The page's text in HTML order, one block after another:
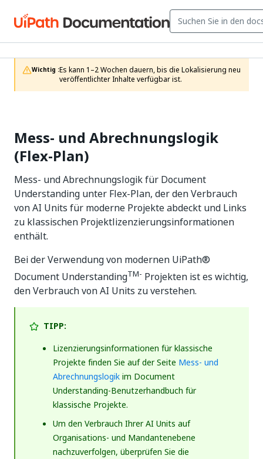
Wichtig :Es kann 1–2 Wochen dauern, bis die Lokalisierung neu
veröffentlichter Inhalte verfügbar ist.
Mess- und Abrechnungslogik
(Flex-Plan)
Mess- und Abrechnungslogik für Document
Understanding unter Flex-Plan, der den Verbrauch
von AI Units für moderne Projekte abdeckt und Links
zu klassischen Projektlizenzierungsinformationen
enthält.
Bei der Verwendung von modernen UiPath®
Document UnderstandingTM- Projekten ist es wichtig,
den Verbrauch von AI Units zu verstehen.
TIPP:
Lizenzierungsinformationen für klassische
Projekte finden Sie auf der Seite Mess- und
Abrechnungslogikim Document
Understanding-Benutzerhandbuch für
klassische Projekte.
Um den Verbrauch Ihrer AI Units auf
Organisations- und Mandantenebene
nachzuverfolgen, überprüfen Sie die